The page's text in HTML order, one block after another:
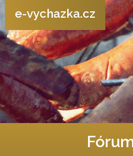
e-vychazka.cz